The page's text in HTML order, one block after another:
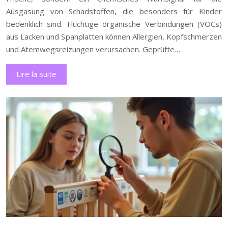
Ausgasung von Schadstoffen, die besonders für Kinder
bedenklich sind. Flüchtige organische Verbindungen (VOCs)
aus Lacken und Spanplatten können Allergien, Kopfschmerzen
und Atemwegsreizungen verursachen. Geprüfte…
Lire la suite